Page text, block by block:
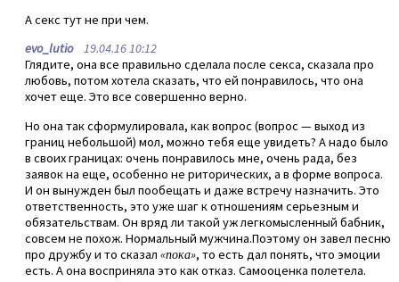
А секс тут не при чем.
evo_lutio19.04.16 10:12
Глядите, она все правильно сделала после секса, сказала про
любовь, потом хотела сказать, что ей понравилось, что она
хочет еще. Это все совершенно верно.
Но она так сформулировала, как вопрос (вопрос — выход из
границ небольшой) мол, можно тебя еще увидеть? А надо было
в своих границах: очень понравилось мне, очень рада, без
заявок на еще, особенно не риторических, а в форме вопроса.
И он вынужден был пообещать и даже встречу назначить. Это
ответственность, это уже шаг к отношениям серьезным и
обязательствам. Он вряд ли такой уж легкомысленный бабник,
совсем не похож. Нормальный мужчина.Поэтому он завел песню
про дружбу и то сказал «пока», то есть дал понять, что эмоции
есть. А она восприняла это как отказ. Самооценка полетела.